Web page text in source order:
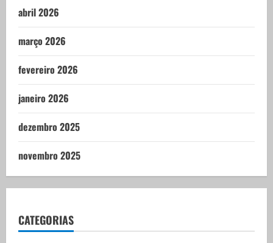
abril 2026
março 2026
fevereiro 2026
janeiro 2026
dezembro 2025
novembro 2025
CATEGORIAS